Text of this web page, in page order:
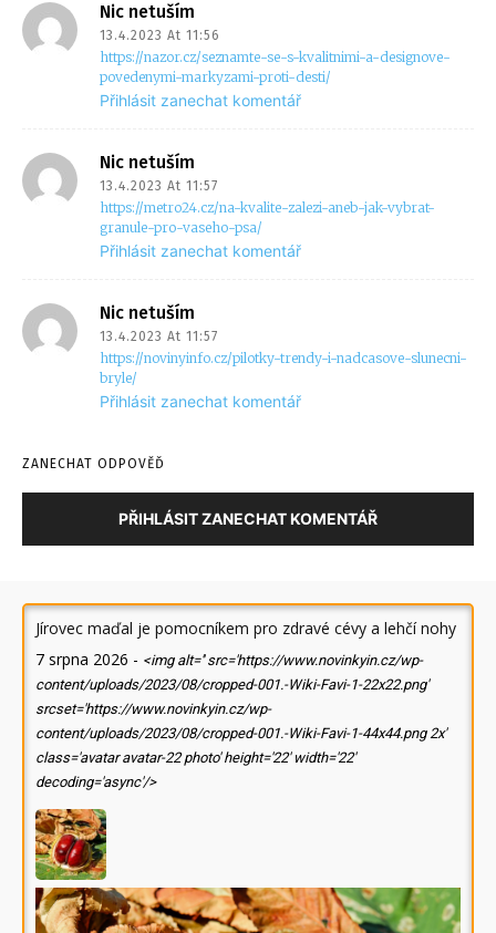
Nic netuším
13.4.2023 At 11:56
https://nazor.cz/seznamte-se-s-kvalitnimi-a-designove-
povedenymi-markyzami-proti-desti/
Přihlásit zanechat komentář
Nic netuším
13.4.2023 At 11:57
https://metro24.cz/na-kvalite-zalezi-aneb-jak-vybrat-
granule-pro-vaseho-psa/
Přihlásit zanechat komentář
Nic netuším
13.4.2023 At 11:57
https://novinyinfo.cz/pilotky-trendy-i-nadcasove-slunecni-
bryle/
Přihlásit zanechat komentář
ZANECHAT ODPOVĚĎ
PŘIHLÁSIT ZANECHAT KOMENTÁŘ
Jírovec maďal je pomocníkem pro zdravé cévy a lehčí nohy
7 srpna 2026 - <img alt='' src='https://www.novinkyin.cz/wp-
content/uploads/2023/08/cropped-001.-Wiki-Favi-1-22x22.png'
srcset='https://www.novinkyin.cz/wp-
content/uploads/2023/08/cropped-001.-Wiki-Favi-1-44x44.png 2x'
class='avatar avatar-22 photo' height='22' width='22'
decoding='async'/>